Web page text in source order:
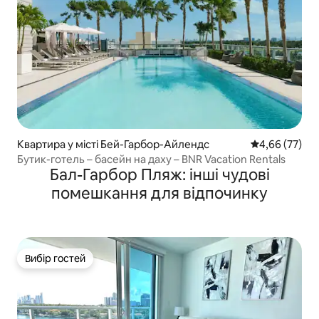
Квартира у місті Бей-Гарбор-Айлендс Середня
4,66 (77)
Бутик-готель – басейн на даху – BNR Vacation Rentals
Бал-Гарбор Пляж: інші чудові
помешкання для відпочинку
Вибір гостей
Вибір гостей